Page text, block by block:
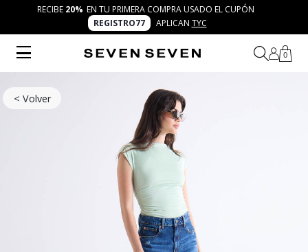
RECIBE 20% EN TU PRIMERA COMPRA USADO EL CUPÓN
REGISTRO77
APLICAN TYC
0
< Volver